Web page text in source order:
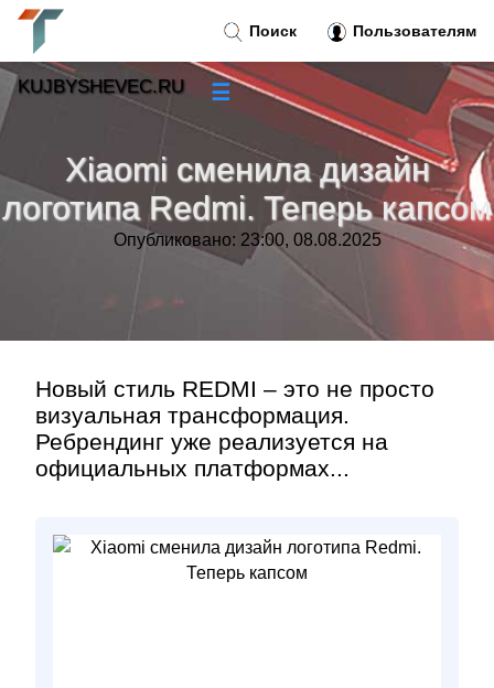
Xiaomi сменила дизайн
логотипа Redmi. Теперь капсом
Опубликовано: 23:00, 08.08.2025
Новый стиль REDMI – это не просто
визуальная трансформация.
Ребрендинг уже реализуется на
официальных платформах...
Поиск Пользователям
KUJBYSHEVEC.RU ☰
»
Тренды новостей»
»
Контакт»